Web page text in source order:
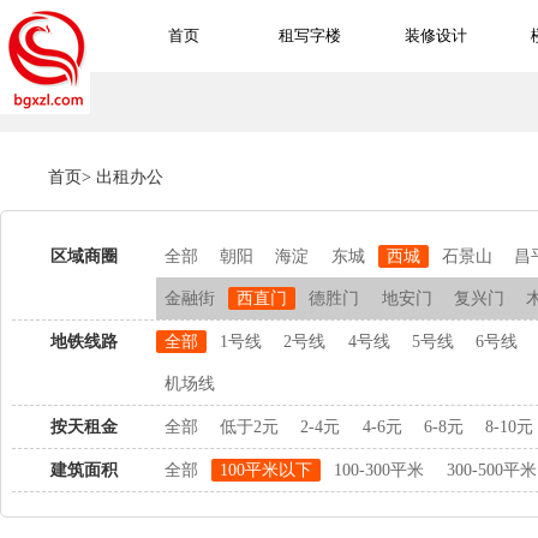
首页 租写字楼 装修设计
首页> 出租办公
区域商圈 全部 朝阳 海淀 东城 西城 石景山 昌
金融街 西直门 德胜门 地安门 复兴门
地铁线路 全部 1号线 2号线 4号线 5号线 6号线
机场线
按天租金 全部 低于2元 2-4元 4-6元 6-8元 8-10元
建筑面积 全部 100平米以下 100-300平米 300-500平米